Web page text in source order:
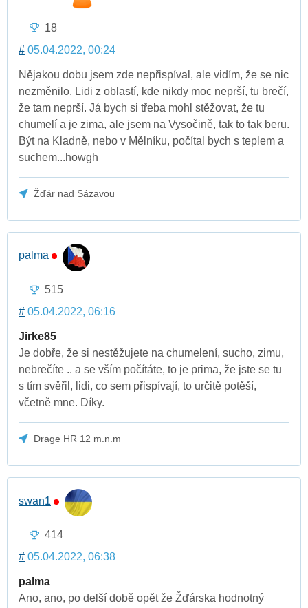
18
# 05.04.2022, 00:24
Nějakou dobu jsem zde nepřispíval, ale vidím, že se nic
nezměnilo. Lidi z oblastí, kde nikdy moc neprší, tu brečí,
že tam neprší. Já bych si třeba mohl stěžovat, že tu
chumelí a je zima, ale jsem na Vysočině, tak to tak beru.
Být na Kladně, nebo v Mělníku, počítal bych s teplem a
suchem...howgh
Žďár nad Sázavou
palma
515
# 05.04.2022, 06:16
Jirke85
Je dobře, že si nestěžujete na chumelení, sucho, zimu,
nebrečíte .. a se vším počítáte, to je prima, že jste se tu
s tím svěřil, lidi, co sem přispívají, to určitě potěší,
včetně mne. Díky.
Drage HR 12 m.n.m
swan1
414
# 05.04.2022, 06:38
palma
Ano, ano, po delší době opět že Žďárska hodnotný